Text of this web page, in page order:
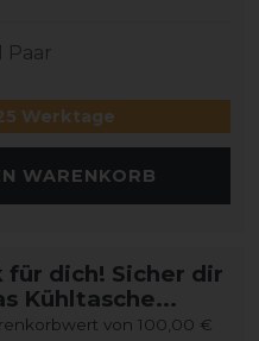
Paar
Werktage
WARENKORB
für dich! Sicher dir
Kühltasche...
von 100,00 €